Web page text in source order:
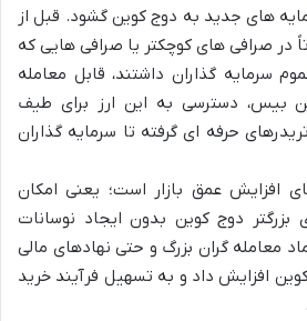
های جدید به دوج کوین گشود. قبل از
در صرافی های کوچکتر یا صرافی هایی که
سرمایه گذاران داشتند، قابل معامله
بیس، دسترسی به این ارز برای طیف
حرفه ای گرفته تا سرمایه گذاران
افزایش عمق بازار است؛ یعنی امکان
دوج کوین بدون ایجاد نوسانات
معامله گران بزرگ و حتی نهادهای مالی
کوین افزایش داد و به تسهیل فرآیند خرید